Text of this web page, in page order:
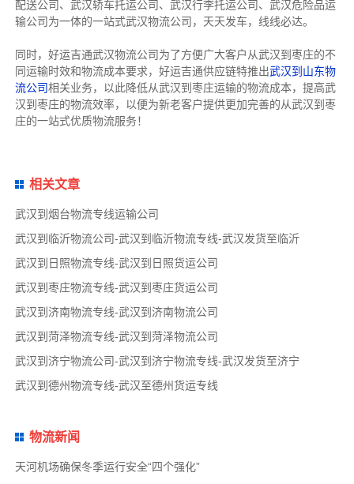
配送公司、武汉轿车托运公司、武汉行李托运公司、武汉危险品运
输公司为一体的一站式武汉物流公司，天天发车，线线必达。
同时，好运吉通武汉物流公司为了方便广大客户从武汉到枣庄的不
同运输时效和物流成本要求，好运吉通供应链特推出武汉到山东物
流公司相关业务，以此降低从武汉到枣庄运输的物流成本，提高武
汉到枣庄的物流效率，以便为新老客户提供更加完善的从武汉到枣
庄的一站式优质物流服务！
相关文章
武汉到烟台物流专线运输公司
武汉到临沂物流公司-武汉到临沂物流专线-武汉发货至临沂
武汉到日照物流专线-武汉到日照货运公司
武汉到枣庄物流专线-武汉到枣庄货运公司
武汉到济南物流专线-武汉到济南物流公司
武汉到菏泽物流专线-武汉到菏泽物流公司
武汉到济宁物流公司-武汉到济宁物流专线-武汉发货至济宁
武汉到德州物流专线-武汉至德州货运专线
物流新闻
天河机场确保冬季运行安全“四个强化”